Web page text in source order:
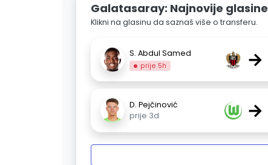
Galatasaray: Najnovije glasine
Klikni na glasinu da saznaš više o transferu.
S. Abdul Samed
prije 5h →
D. Pejčinović
prije 3d
→